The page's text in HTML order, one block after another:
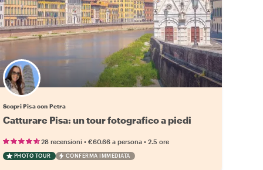
Scopri Pisa con Petra
Catturare Pisa: un tour fotografico a piedi
28 recensioni• €60.66 a persona• 2.5 ore
PHOTO TOUR CONFERMA IMMEDIATA